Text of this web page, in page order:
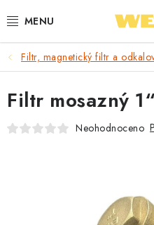
na
ARMATURY PRO TOPENÍ A
TOPENÍ A OHŘEV VODY
TVAROVKY A TRUBKY
Filtr, magnetický filtr a
Filtr mosazný
Neohodnoceno